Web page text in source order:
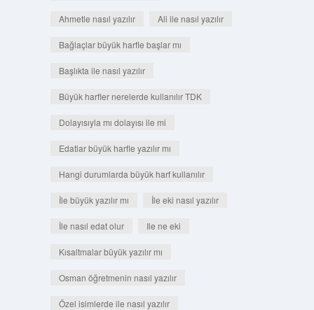
Ahmetle nasıl yazılır Ali ile nasıl yazılır
Bağlaçlar büyük harfle başlar mı
Başlıkta ile nasıl yazılır
Büyük harfler nerelerde kullanılır TDK
Dolayısıyla mı dolayısı ile mi
Edatlar büyük harfle yazılır mı
Hangi durumlarda büyük harf kullanılır
İle büyük yazılır mı İle eki nasıl yazılır
İle nasıl edat olur Ile ne eki
Kısaltmalar büyük yazılır mı
Osman öğretmenin nasıl yazılır
Özel isimlerde ile nasıl yazılır